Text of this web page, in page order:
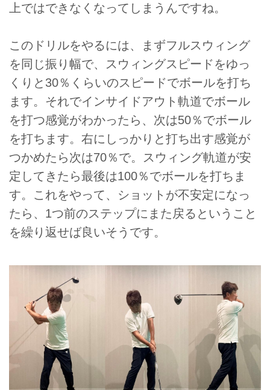
上ではできなくなってしまうんですね。
このドリルをやるには、まずフルスウィング
を同じ振り幅で、スウィングスピードをゆっ
くりと30％くらいのスピードでボールを打ち
ます。それでインサイドアウト軌道でボール
を打つ感覚がわかったら、次は50％でボール
を打ちます。右にしっかりと打ち出す感覚が
つかめたら次は70％で。スウィング軌道が安
定してきたら最後は100％でボールを打ちま
す。これをやって、ショットが不安定になっ
たら、1つ前のステップにまた戻るということ
を繰り返せば良いそうです。